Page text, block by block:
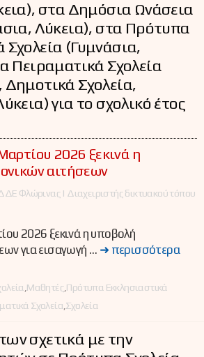
στα Δημόσια Ωνάσεια
Λύκεια), στα Πρότυπα
Σχολεία (Γυμνάσια,
Πειραματικά Σχολεία
Σχολεία,
για το σχολικό έτος
2026 ξεκινά η
αιτήσεων
Φλώρινας | Διαχειριστής δικτυακού τόπου
2026 ξεκινά η υποβολή
για εισαγωγή … ➜ περισσότερα
Μαθητές Πρότυπα Εκκλησιαστικά
Σχολεία Σχολεία
σχετικά με την